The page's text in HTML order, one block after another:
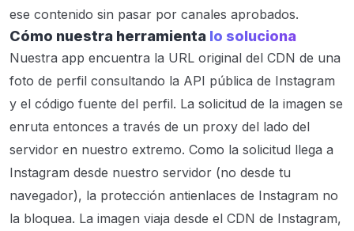
ese contenido sin pasar por canales aprobados.
Cómo nuestra herramienta lo soluciona
Nuestra app encuentra la URL original del CDN de una
foto de perfil consultando la API pública de Instagram
y el código fuente del perfil. La solicitud de la imagen se
enruta entonces a través de un proxy del lado del
servidor en nuestro extremo. Como la solicitud llega a
Instagram desde nuestro servidor (no desde tu
navegador), la protección antienlaces de Instagram no
la bloquea. La imagen viaja desde el CDN de Instagram,